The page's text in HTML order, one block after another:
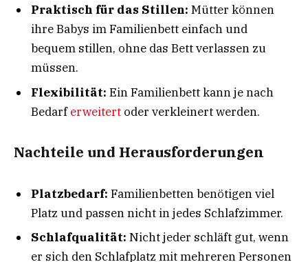
Praktisch für das Stillen: Mütter können
ihre Babys im Familienbett einfach und
bequem stillen, ohne das Bett verlassen zu
müssen.
Flexibilität: Ein Familienbett kann je nach
Bedarferweitert oder verkleinert werden.
Nachteile und Herausforderungen
Platzbedarf: Familienbetten benötigen viel
Platz und passen nicht in jedes Schlafzimmer.
Schlafqualität: Nicht jeder schläft gut, wenn
er sich den Schlafplatz mit mehreren Personen